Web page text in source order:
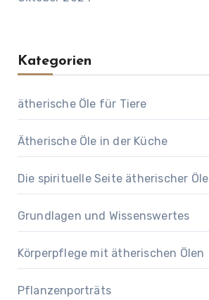
Kategorien
ätherische Öle für Tiere
Ätherische Öle in der Küche
Die spirituelle Seite ätherischer Öle
Grundlagen und Wissenswertes
Körperpflege mit ätherischen Ölen
Pflanzenporträts